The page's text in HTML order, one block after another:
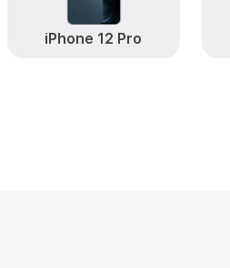
iPhone 12 Pro